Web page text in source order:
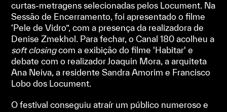
curtas-metragens selecionadas pelos Locument. Na
Sessão de Encerramento, foi apresentado o filme
‘Pele de Vidro”, com a presença da realizadora de
Denise Zmekhol. Para fechar, o Canal 180 acolheu a
soft closingcom a exibição do filme 'Habitar' e
debate com o realizador Joaquin Mora, a arquiteta
Ana Neiva, a residente Sandra Amorim e Francisco
Lobo dos Locument.
O festival conseguiu atraír um público numeroso e